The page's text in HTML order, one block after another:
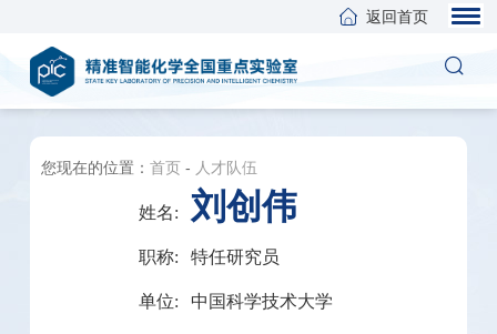
返回首页
您现在的位置： 首页- 人才队伍
姓名: 刘创伟
职称: 特任研究员
单位: 中国科学技术大学